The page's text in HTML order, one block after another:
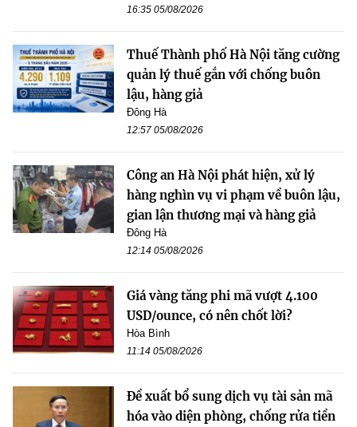
16:35 05/08/2026
Thuế Thành phố Hà Nội tăng cường
quản lý thuế gắn với chống buôn
lậu, hàng giả
Đông Hà
12:57 05/08/2026
Công an Hà Nội phát hiện, xử lý
hàng nghìn vụ vi phạm về buôn lậu,
gian lận thương mại và hàng giả
Đông Hà
12:14 05/08/2026
Giá vàng tăng phi mã vượt 4.100
USD/ounce, có nên chốt lời?
Hòa Bình
11:14 05/08/2026
Đề xuất bổ sung dịch vụ tài sản mã
hóa vào diện phòng, chống rửa tiền